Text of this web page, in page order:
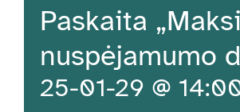
Paskaita
nuspėjamumo
25-01-29 @